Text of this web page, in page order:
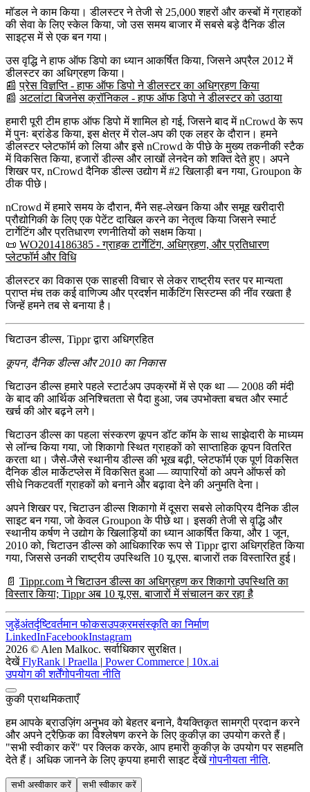
मॉडल ने काम किया।डीलस्टर ने तेजी से 25,000 शहरों और कस्बों में ग्राहकों
की सेवा के लिए स्केल किया, जो उस समय बाजार में सबसे बड़े दैनिक डील
साइट्स में से एक बन गया।
उस वृद्धि नेहाफ ऑफ डिपोका ध्यान आकर्षित किया, जिसनेअप्रैल 2012 में
डीलस्टर का अधिग्रहण किया।
📰प्रेस विज्ञप्ति - हाफ ऑफ डिपो ने डीलस्टर का अधिग्रहण किया
📰 अटलांटा बिजनेस क्रॉनिकल - हाफ ऑफ डिपो ने डीलस्टर को उठाया
हमारी पूरी टीम हाफ ऑफ डिपो में शामिल हो गई, जिसने बाद में nCrowd के रूप
में पुनः ब्रांडेड किया, इस क्षेत्र में रोल-अप की एक लहर के दौरान। हमने
डीलस्टर प्लेटफॉर्म को लिया और इसे nCrowd के पीछे के मुख्य तकनीकी स्टैक
में विकसित किया, हजारों डील्स और लाखों लेनदेन को शक्ति देते हुए। अपने
शिखर पर, nCrowd दैनिक डील्स उद्योग में #2 खिलाड़ी बन गया, Groupon के
ठीक पीछे।
nCrowd में हमारे समय के दौरान, मैंने सह-लेखन किया और समूह खरीदारी
प्रौद्योगिकी के लिए एकपेटेंट दाखिल करने का नेतृत्व कियाजिसने स्मार्ट
टार्गेटिंग और प्रतिधारण रणनीतियों को सक्षम किया।
📜 WO2014186385 - ग्राहक टार्गेटिंग, अधिग्रहण, और प्रतिधारण
प्लेटफॉर्म और विधि
डीलस्टर का विकास एक साहसी विचार से लेकर राष्ट्रीय स्तर पर मान्यता
प्राप्त मंच तक कई वाणिज्य और प्रदर्शन मार्केटिंग सिस्टम्स की नींव रखता है
जिन्हें हमने तब से बनाया है।
चिटाउन डील्स, Tippr द्वारा अधिग्रहित
कूपन, दैनिक डील्स और 2010 का निकास
चिटाउन डील्स हमारे पहले स्टार्टअप उपक्रमों में से एक था — 2008 की मंदी
के बाद की आर्थिक अनिश्चितता से पैदा हुआ, जब उपभोक्ता बचत और स्मार्ट
खर्च की ओर बढ़ने लगे।
चिटाउन डील्स का पहला संस्करणकूपन डॉट कॉमके साथ साझेदारी के माध्यम
से लॉन्च किया गया, जो शिकागो स्थित ग्राहकों को साप्ताहिक कूपन वितरित
करता था। जैसे-जैसे स्थानीय डील्स की भूख बढ़ी, प्लेटफॉर्म एक पूर्ण विकसित
दैनिक डील मार्केटप्लेसमें विकसित हुआ — व्यापारियों को अपने ऑफर्स को
सीधे निकटवर्ती ग्राहकों को बनाने और बढ़ावा देने की अनुमति देना।
अपने शिखर पर, चिटाउन डील्सशिकागो में दूसरा सबसे लोकप्रिय दैनिक डील
साइटबन गया, जो केवल Groupon के पीछे था। इसकी तेजी से वृद्धि और
स्थानीय कर्षण ने उद्योग के खिलाड़ियों का ध्यान आकर्षित किया, और 1 जून,
2010को, चिटाउन डील्स को आधिकारिक रूप से Tipprद्वारा अधिग्रहितकिया
गया, जिससे उनकी राष्ट्रीय उपस्थिति 10 यू.एस. बाजारों तक विस्तारित हुई।
📄 Tippr.com ने चिटाउन डील्स का अधिग्रहण कर शिकागो उपस्थिति का
विस्तार किया; Tippr अब 10 यू.एस. बाजारों में संचालन कर रहा है
जुड़ेंअंतर्दृष्टिवर्तमान फोकसउपक्रमसंस्कृति का निर्माण
LinkedInFacebookInstagram
2026 © Alen Malkoc. सर्वाधिकार सुरक्षित।
देखेंFlyRank | Praella | Power Commerce | 10x.ai
उपयोग की शर्तेंगोपनीयता नीति
कुकी प्राथमिकताएँ
हम आपके ब्राउज़िंग अनुभव को बेहतर बनाने, वैयक्तिकृत सामग्री प्रदान करने
और अपने ट्रैफ़िक का विश्लेषण करने के लिए कुकीज़ का उपयोग करते हैं।
"सभी स्वीकार करें" पर क्लिक करके, आप हमारी कुकीज़ के उपयोग पर सहमति
देते हैं। अधिक जानने के लिए कृपया हमारी साइट देखेंगोपनीयता नीति.
सभी अस्वीकार करें सभी स्वीकार करें